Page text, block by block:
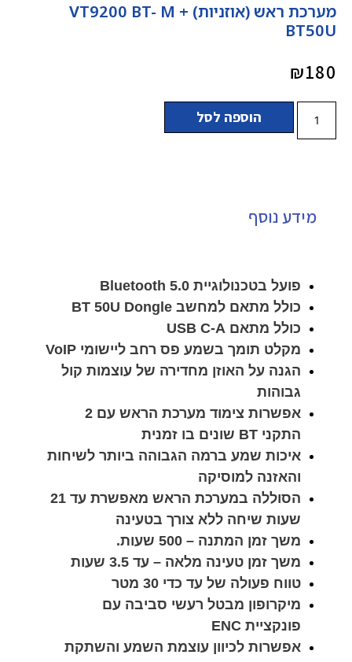
מערכת ראש (אוזניות) VT9200 BT- M +
BT50U
₪180
הוספה לסל
מידע נוסף
פועל בטכנולוגיית 5.0 Bluetooth
כולל מתאם למחשב BT 50U Dongle
כולל מתאם USB C-A
מקלט תומך בשמע פס רחב ליישומי VoIP
הגנה על האוזן מחדירה של עוצמות קול
גבוהות
אפשרות צימוד מערכת הראש עם 2
התקני BT שונים בו זמנית
איכות שמע ברמה הגבוהה ביותר לשיחות
והאזנה למוסיקה
הסוללה במערכת הראש מאפשרת עד 21
שעות שיחה ללא צורך בטעינה
משך זמן המתנה – 500 שעות.
משך זמן טעינה מלאה – עד 3.5 שעות
טווח פעולה של עד כדי 30 מטר
מיקרופון מבטל רעשי סביבה עם
פונקציית ENC
אפשרות לכיוון עוצמת השמע והשתקת